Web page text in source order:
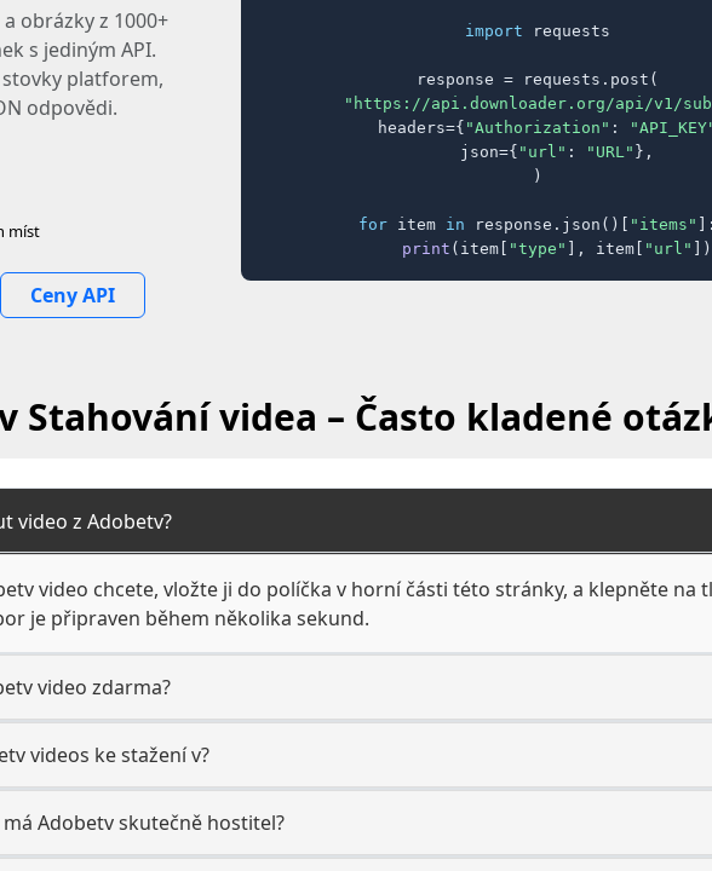
obrázky z 1000+
s jediným API.
stovky platforem,
odpovědi.
míst
Ceny API
import requests
response = requests.post(
"https://api.downloader.org/api/v1/
    headers={
"Authorization" :
    json={
"url" : "URL" },
)
for item in response.json()[ "items" ]:
print (item[ "type" ], item[ "url" ])
Stahování videa – Často kladené
video z Adobetv?
video chcete, vložte ji do políčka v horní části této stránky, a klepněte na
je připraven během několika sekund.
video zdarma?
videos ke stažení v?
Adobetv skutečně hostitel?